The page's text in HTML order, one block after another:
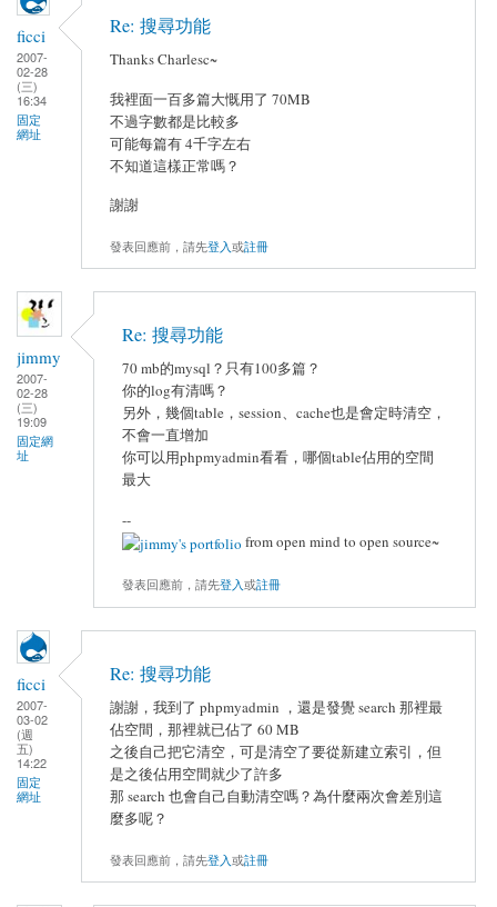
ficci
2007-
02-28
(三)
16:34
固定
網址
Re: 搜尋功能
Thanks Charlesc~
我裡面一百多篇大慨用了 70MB
不過字數都是比較多
可能每篇有 4千字左右
不知道這樣正常嗎？
謝謝
發表回應前，請先登入或註冊
jimmy
2007-
02-28
(三)
19:09
固定網
址
Re: 搜尋功能
70 mb的mysql？只有100多篇？
你的log有清嗎？
另外，幾個table，session、cache也是會定時清空，
不會一直增加
你可以用phpmyadmin看看，哪個table佔用的空間
最大
--
from open mind to open source~
發表回應前，請先登入或註冊
ficci
2007-
03-02
(週
五)
14:22
固定
網址
Re: 搜尋功能
謝謝，我到了 phpmyadmin ，還是發覺 search 那裡最
佔空間，那裡就已佔了 60 MB
之後自己把它清空，可是清空了要從新建立索引，但
是之後佔用空間就少了許多
那 search 也會自己自動清空嗎？為什麼兩次會差別這
麼多呢？
發表回應前，請先登入或註冊